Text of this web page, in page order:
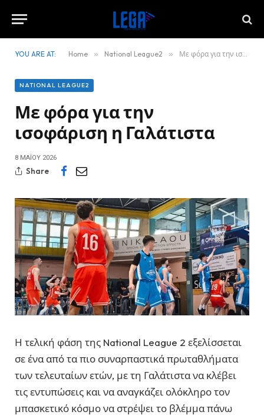
YOU ARE AT: Home » National League2 » Με φόρα για την ισοφάριση η Γαλάτιστα
NATIONAL LEAGUE2
Με φόρα για την
ισοφάριση η Γαλάτιστα
8 ΜΑΪ́ΟΥ 2026
Share
Η τελική φάση της National League 2 εξελίσσεται
σε ένα από τα πιο συναρπαστικά πρωταθλήματα
των τελευταίων ετών, με τη Γαλάτιστα να κλέβει
τις εντυπώσεις και να αναγκάζει ολόκληρο τον
μπασκετικό κόσμο να στρέψει το βλέμμα πάνω